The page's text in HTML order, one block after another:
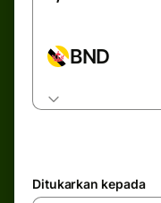
BND
Ditukarkan kepada